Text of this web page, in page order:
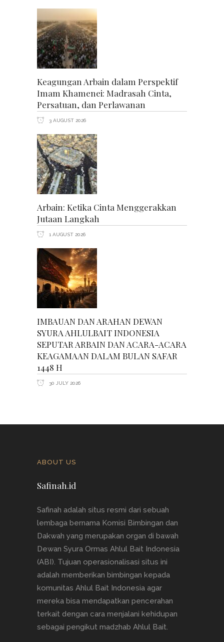
Keagungan Arbain dalam Perspektif
Imam Khamenei: Madrasah Cinta,
Persatuan, dan Perlawanan
3 AUGUST 2026
Arbain: Ketika Cinta Menggerakkan
Jutaan Langkah
1 AUGUST 2026
IMBAUAN DAN ARAHAN DEWAN
SYURA AHLULBAIT INDONESIA
SEPUTAR ARBAIN DAN ACARA-ACARA
KEAGAMAAN DALAM BULAN SAFAR
1448 H
30 JULY 2026
ABOUT US
Safinah.id
Safinah adalah situs resmi dari sebuah
lembaga bernama Komisi Bimbingan dan
Dakwah yang merupakan organ di bawah
Dewan Syura Ormas Ahlul Bait Indonesia
(ABI). Tujuan operasionalisasi situs ini
adalah memberikan bimbingan kepada
komunitas Ahlul Bait Indonesia agar
mereka bisa mendapatkan pencerahan
terkait dengan cara menjalani kehidupan
sebagai pengikut madzhab Ahlul Bait.